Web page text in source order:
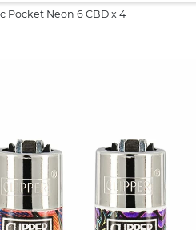
Pocket Neon 6 CBD x 4